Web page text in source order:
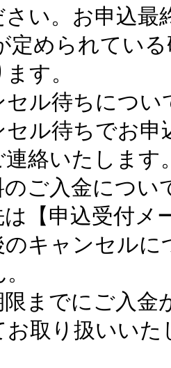
い。お申込最
められている
す。
ル待ちについ
ル待ちでお申
連絡いたします
ご入金につい
【申込受付メ
のキャンセル
までにご入金
お取り扱いい